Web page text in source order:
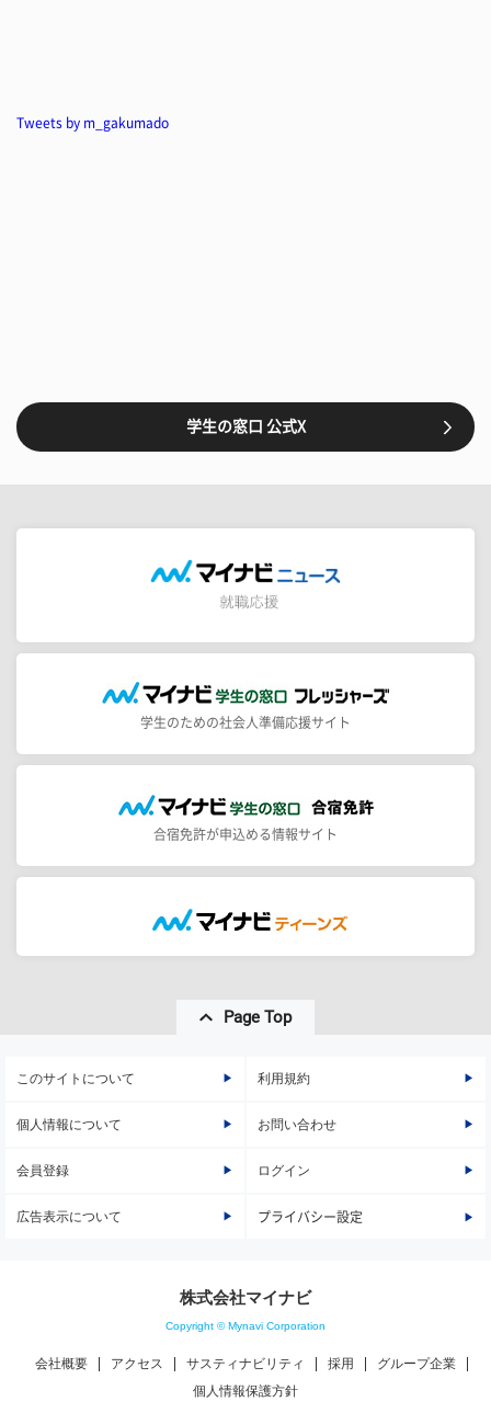
Tweets by m_gakumado
学生の窓口 公式X
学生のための社会人準備応援サイト
合宿免許が申込める情報サイト
Page Top
このサイトについて 利用規約
個人情報について お問い合わせ
会員登録 ログイン
広告表示について プライバシー設定
株式会社マイナビ
Copyright © Mynavi Corporation
会社概要 アクセス サスティナビリティ 採用
グループ企業
個人情報保護方針